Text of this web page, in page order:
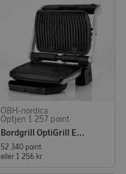
OBH-nordica
Optjen 1 257 point
Bordgrill OptiGrill Extra
52 340 point
eller 1 256 kr